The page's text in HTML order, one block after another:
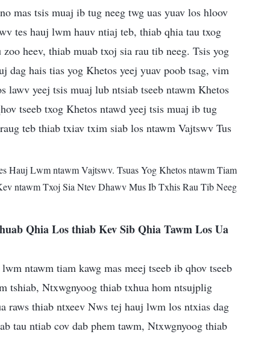
mas tsis muaj ib tug neeg twg uas yuav los hloov
tes hauj lwm hauv ntiaj teb, thiab qhia tau txog
heev, thiab muab txoj sia rau tib neeg. Tsis yog
dag hais tias yog Khetos yeej yuav poob tsag, vim
lawv yeej tsis muaj lub ntsiab tseeb ntawm Khetos
tseeb txog Khetos ntawd yeej tsis muaj ib tug
teb thiab txiav txim siab los ntawm Vajtswv Tus
Hauj Lwm ntawm Vajtswv. Tsuas Yog Khetos ntawm Tiam
ntawm Txoj Sia Ntev Dhawv Mus Ib Txhis Rau Tib Neeg
Qhia Los thiab Kev Sib Qhia Tawm Los Ua
ntawm tiam kawg mas meej tseeb ib qhov tseeb
tshiab, Ntxwgnyoog thiab txhua hom ntsujplig
raws thiab ntxeev Nws tej hauj lwm los ntxias dag
tau ntiab cov dab phem tawm, Ntxwgnyoog thiab